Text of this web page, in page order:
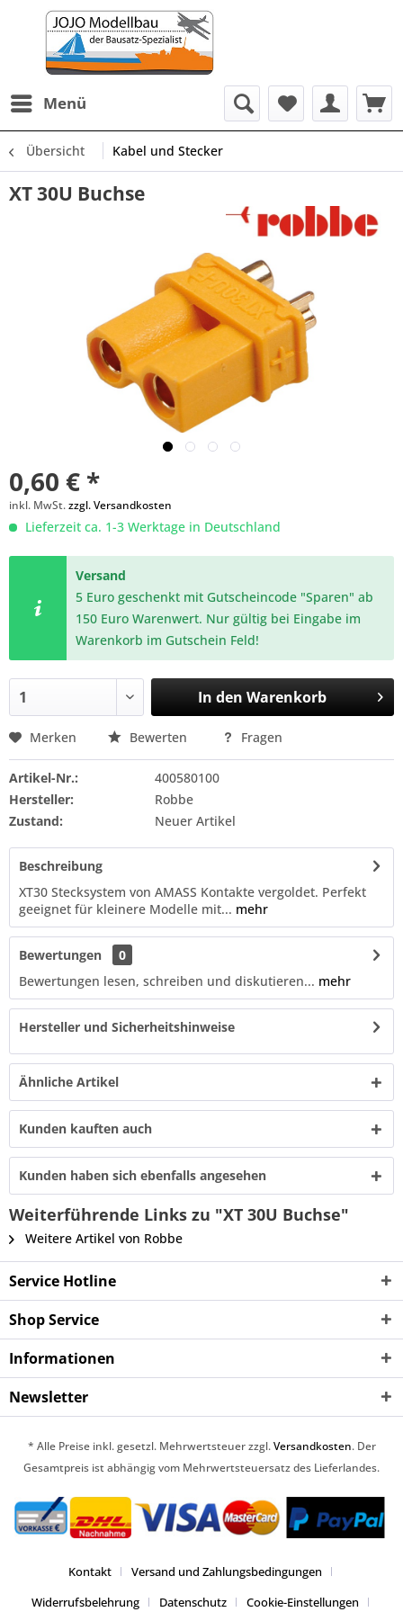
Menü
Übersicht Kabel und Stecker
XT 30U Buchse
0,60 € *
inkl. MwSt.zzgl. Versandkosten
Lieferzeit ca. 1-3 Werktage in Deutschland
Versand
5 Euro geschenkt mit Gutscheincode "Sparen" ab
150 Euro Warenwert. Nur gültig bei Eingabe im
Warenkorb im Gutschein Feld!
In den Warenkorb
Merken Bewerten Fragen
Artikel-Nr.:
400580100
Hersteller:
Robbe
Zustand:
Neuer Artikel
Beschreibung
XT30 Stecksystem von AMASS Kontakte vergoldet. Perfekt
geeignet für kleinere Modelle mit... mehr
Bewertungen
0
Bewertungen lesen, schreiben und diskutieren... mehr
Hersteller und Sicherheitshinweise
Ähnliche Artikel
Kunden kauften auch
Kunden haben sich ebenfalls angesehen
Weiterführende Links zu "XT 30U Buchse"
Weitere Artikel von Robbe
Service Hotline
Shop Service
Informationen
Newsletter
* Alle Preise inkl. gesetzl. Mehrwertsteuer zzgl.Versandkosten. Der
Gesamtpreis ist abhängig vom Mehrwertsteuersatz des Lieferlandes.
Kontakt
Versand und Zahlungsbedingungen
Widerrufsbelehrung
Datenschutz Cookie-Einstellungen